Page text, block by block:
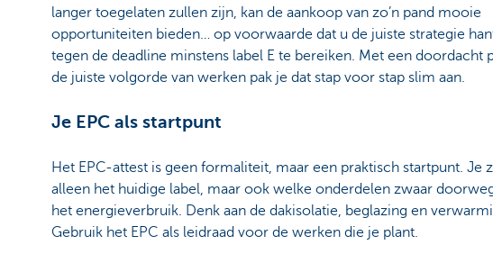
langer toegelaten zullen zijn, kan de aankoop van zo’n pand mooie
opportuniteiten bieden… op voorwaarde dat u de juiste strategie
tegen de deadline minstens label E te bereiken. Met een doordacht
de juiste volgorde van werken pak je dat stap voor stap slim aan.
Je EPC als startpunt
Het EPC-attest is geen formaliteit, maar een praktisch startpunt. Je
alleen het huidige label, maar ook welke onderdelen zwaar
het energieverbruik. Denk aan de dakisolatie, beglazing en
Gebruik het EPC als leidraad voor de werken die je plant.